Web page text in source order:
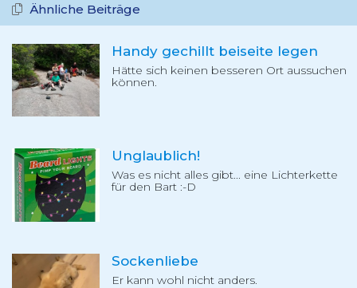
Ähnliche Beiträge
Handy gechillt beiseite legen
Hätte sich keinen besseren Ort aussuchen
können.
Unglaublich!
Was es nicht alles gibt... eine Lichterkette
für den Bart :-D
Sockenliebe
Er kann wohl nicht anders.